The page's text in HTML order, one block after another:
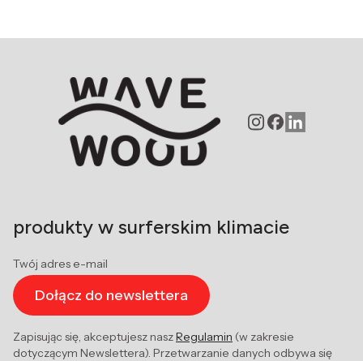
produkty w surferskim klimacie
Twój adres e-mail
Dołącz do newslettera
Zapisując się, akceptujesz naszRegulamin (w zakresie
dotyczącym Newslettera). Przetwarzanie danych odbywa się